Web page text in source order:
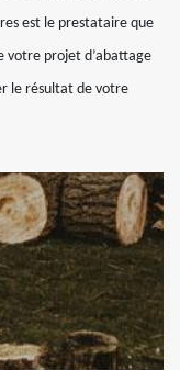
est le prestataire que
votre projet d’abattage
le résultat de votre